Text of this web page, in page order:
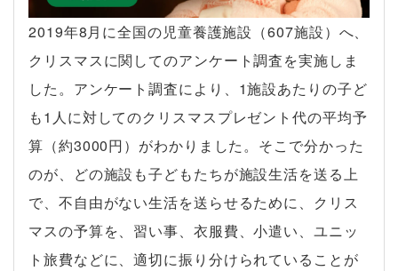
2019年8月に全国の児童養護施設（607施設）へ、
クリスマスに関してのアンケート調査を実施しま
した。アンケート調査により、1施設あたりの子ど
も1人に対してのクリスマスプレゼント代の平均予
算（約3000円）がわかりました。そこで分かった
のが、どの施設も子どもたちが施設生活を送る上
で、不自由がない生活を送らせるために、クリス
マスの予算を、習い事、衣服費、小遣い、ユニッ
ト旅費などに、適切に振り分けられていることが